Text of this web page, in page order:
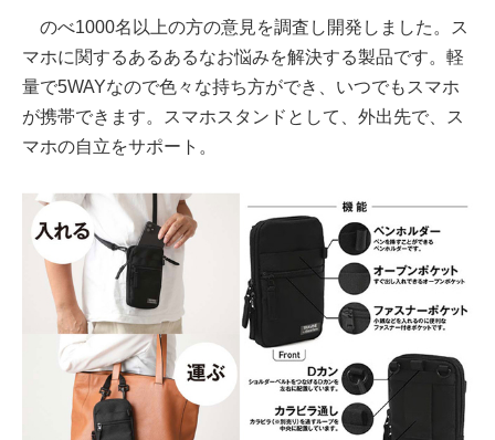
のべ1000名以上の方の意見を調査し開発しました。ス
マホに関するあるあるなお悩みを解決する製品です。軽
量で5WAYなので色々な持ち方ができ、いつでもスマホ
が携帯できます。スマホスタンドとして、外出先で、ス
マホの自立をサポート。